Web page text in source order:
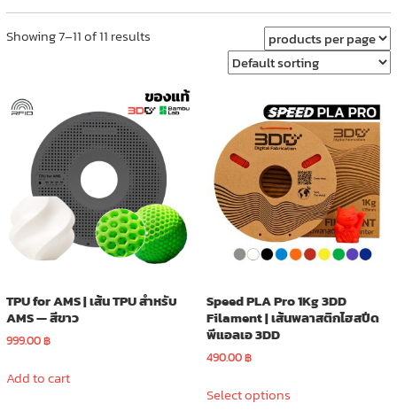
Showing 7–11 of 11 results
TPU for AMS | เส้น TPU สำหรับ
AMS — สีขาว
999.00฿
Add to cart
Speed PLA Pro 1Kg 3DD
Filament | เส้นพลาสติกไฮสปีด
พีแอลเอ 3DD
490.00฿
Select optionsproduct